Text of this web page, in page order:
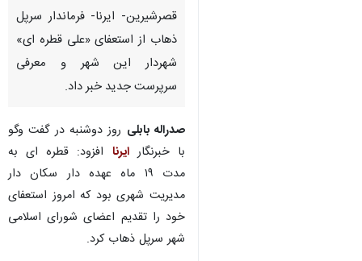
قصرشیرین- ایرنا- فرماندار سرپل
ذهاب از استعفای «علی قطره ای»
شهردار این شهر و معرفی
سرپرست جدید خبر داد.
صدراله بابلی روز دوشنبه در گفت وگو
با خبرنگار ایرنا افزود: قطره ای به
مدت ۱۹ ماه عهده دار سکان دار
مدیریت شهری بود که امروز استعفای
خود را تقدیم اعضای شورای اسلامی
شهر سرپل ذهاب کرد.